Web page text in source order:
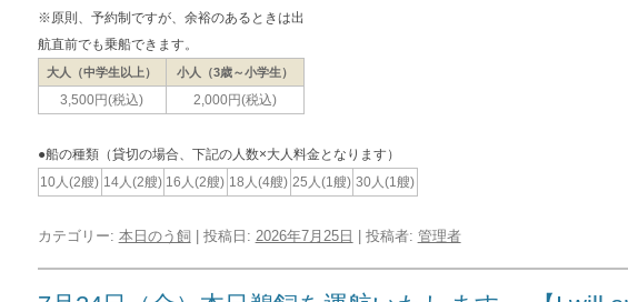
※原則、予約制ですが、余裕のあるときは出
航直前でも乗船できます。
大人（中学生以上） 小人（3歳～小学生）
3,500円(税込) 2,000円(税込)
●船の種類（貸切の場合、下記の人数×大人料金となります）
10人(2艘) 14人(2艘) 16人(2艘) 18人(4艘) 25人(1艘) 30人(1艘)
カテゴリー: 本日のう飼 | 投稿日: 2026年7月25日 投稿者: 管理者